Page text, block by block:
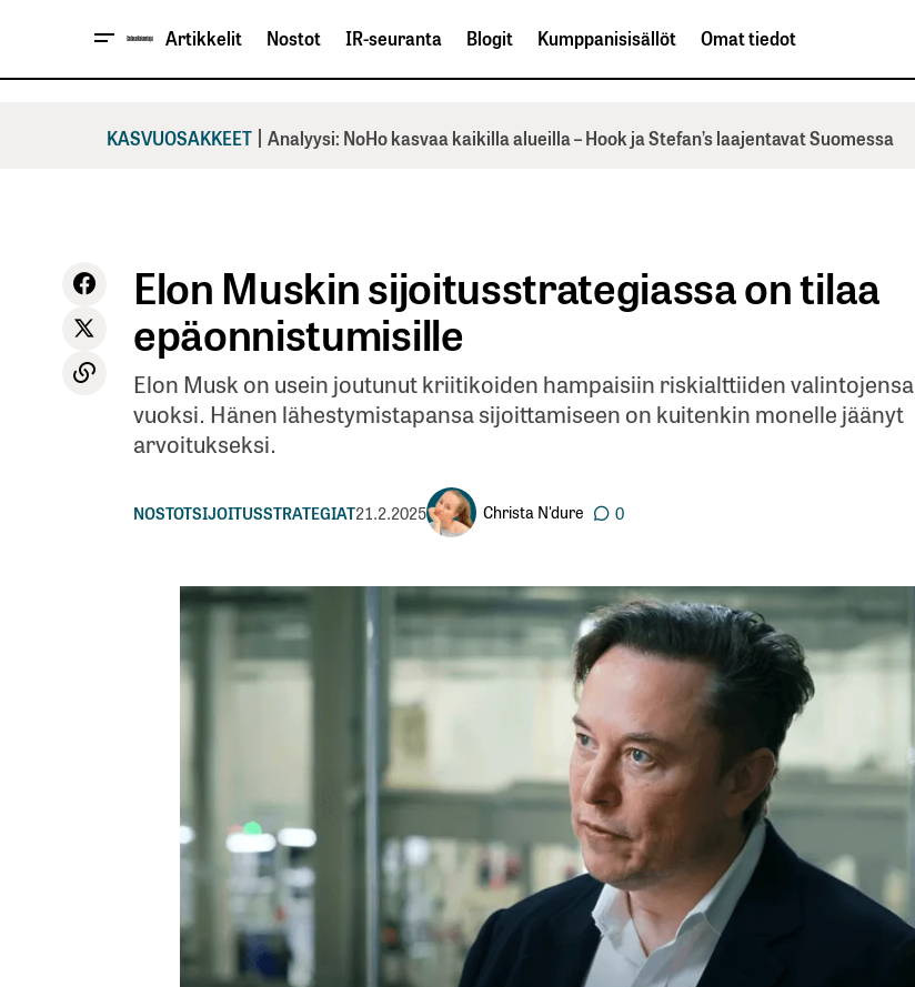
Artikkelit Nostot IR-seuranta Blogit Kumppanisisällöt Omat tiedot
KASVUOSAKKEET | Analyysi: NoHo kasvaa kaikilla alueilla – Hook ja Stefan’s laajentavat Suomessa
Elon Muskin sijoitusstrategiassa on tilaa
epäonnistumisille
Elon Musk on usein joutunut kriitikoiden hampaisiin riskialttiiden valintojensa
vuoksi. Hänen lähestymistapansa sijoittamiseen on kuitenkin monelle jäänyt
arvoitukseksi.
NOSTOTSIJOITUSSTRATEGIAT21.2.2025 Christa N'dure 0